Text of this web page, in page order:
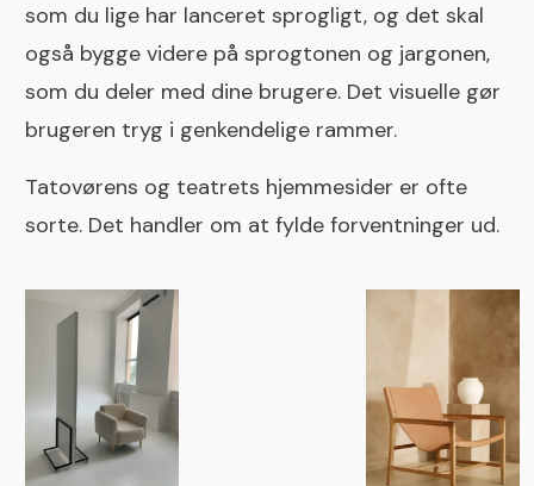
som du lige har lanceret sprogligt, og det skal
også bygge videre på sprogtonen og jargonen,
som du deler med dine brugere. Det visuelle gør
brugeren tryg i genkendelige rammer.
Tatovørens og teatrets hjemmesider er ofte
sorte. Det handler om at fylde forventninger ud.